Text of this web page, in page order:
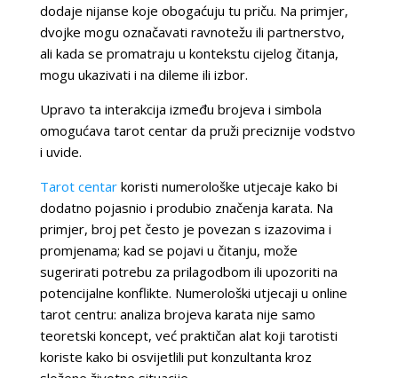
dodaje nijanse koje obogaćuju tu priču. Na primjer,
dvojke mogu označavati ravnotežu ili partnerstvo,
ali kada se promatraju u kontekstu cijelog čitanja,
mogu ukazivati i na dileme ili izbor.
Upravo ta interakcija između brojeva i simbola
omogućava tarot centar da pruži preciznije vodstvo
i uvide.
Tarot centarkoristi numerološke utjecaje kako bi
dodatno pojasnio i produbio značenja karata. Na
primjer, broj pet često je povezan s izazovima i
promjenama; kad se pojavi u čitanju, može
sugerirati potrebu za prilagodbom ili upozoriti na
potencijalne konflikte. Numerološki utjecaji u online
tarot centru: analiza brojeva karata nije samo
teoretski koncept, već praktičan alat koji tarotisti
koriste kako bi osvijetlili put konzultanta kroz